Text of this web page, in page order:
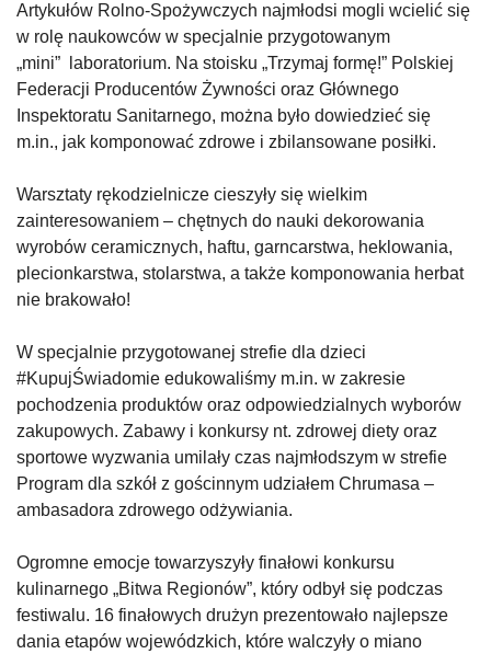
Artykułów Rolno-Spożywczych najmłodsi mogli wcielić się
w rolę naukowców w specjalnie przygotowanym
„mini” laboratorium. Na stoisku „Trzymaj formę!” Polskiej
Federacji Producentów Żywności oraz Głównego
Inspektoratu Sanitarnego, można było dowiedzieć się
m.in., jak komponować zdrowe i zbilansowane posiłki.
Warsztaty rękodzielnicze cieszyły się wielkim
zainteresowaniem – chętnych do nauki dekorowania
wyrobów ceramicznych, haftu, garncarstwa, heklowania,
plecionkarstwa, stolarstwa, a także komponowania herbat
nie brakowało!
W specjalnie przygotowanej strefie dla dzieci
#KupujŚwiadomie edukowaliśmy m.in. w zakresie
pochodzenia produktów oraz odpowiedzialnych wyborów
zakupowych. Zabawy i konkursy nt. zdrowej diety oraz
sportowe wyzwania umilały czas najmłodszym w strefie
Program dla szkół z gościnnym udziałem Chrumasa –
ambasadora zdrowego odżywiania.
Ogromne emocje towarzyszyły finałowi konkursu
kulinarnego „Bitwa Regionów”, który odbył się podczas
festiwalu. 16 finałowych drużyn prezentowało najlepsze
dania etapów wojewódzkich, które walczyły o miano